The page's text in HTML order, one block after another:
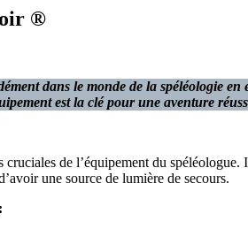
®
dans le monde de la spéléologie
est la clé pour une aventure
cruciales de l’équipement du
une source de lumière de secours.